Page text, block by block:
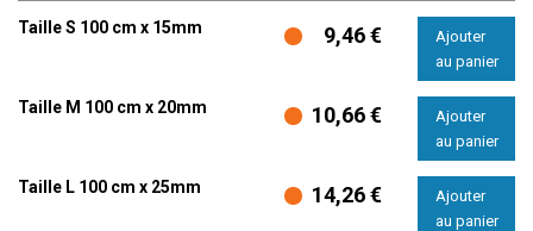
Taille S 100 cm x 15mm 9,46 €
Taille M 100 cm x 20mm 10,66 €
Taille L 100 cm x 25mm 14,26 €